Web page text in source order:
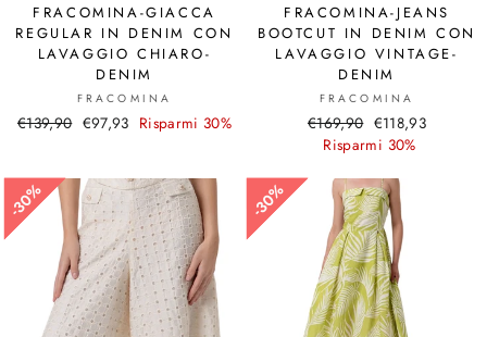
FRACOMINA-GIACCA
REGULAR IN DENIM CON
LAVAGGIO CHIARO-
DENIM
FRACOMINA
Prezzo
€139,90 Prezzo
€97,93 Risparmi 30%
FRACOMINA-JEANS
BOOTCUT IN DENIM CON
LAVAGGIO VINTAGE-
DENIM
FRACOMINA
Prezzo
€169,90 Prezzo
scontato
€118,93
Risparmi 30%
30%
30% 30%
30%